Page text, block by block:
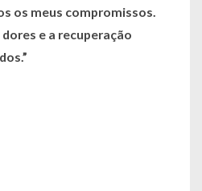
os meus compromissos.
e a recuperação